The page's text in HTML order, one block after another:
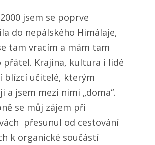
jsem se poprve
do nepálského Himálaje,
tam vracím a mám tam
přátel. Krajina, kultura i lidé
blízcí učitelé, kterým
a jsem mezi nimi „doma“.
se můj zájem při
přesunul od cestování
k organické součástí